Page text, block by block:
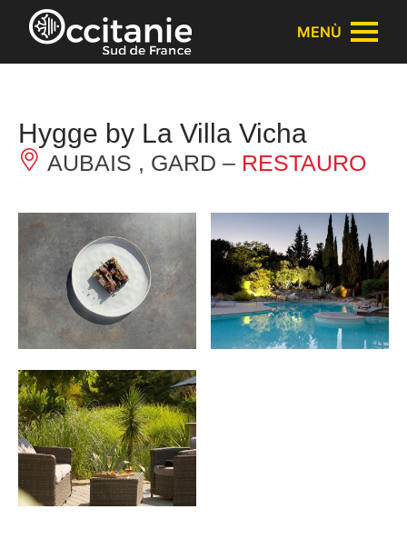
Pannello di gestione dei cookies
MENÙ
Hygge by La Villa Vicha
AUBAIS , GARD – RESTAURO